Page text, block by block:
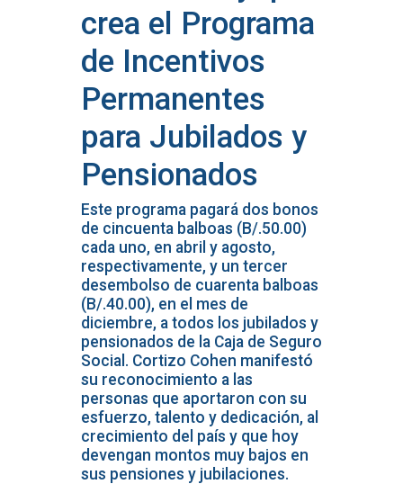
crea el Programa
de Incentivos
Permanentes
para Jubilados y
Pensionados
Este programa pagará dos bonos
de cincuenta balboas (B/.50.00)
cada uno, en abril y agosto,
respectivamente, y un tercer
desembolso de cuarenta balboas
(B/.40.00), en el mes de
diciembre, a todos los jubilados y
pensionados de la Caja de Seguro
Social. Cortizo Cohen manifestó
su reconocimiento a las
personas que aportaron con su
esfuerzo, talento y dedicación, al
crecimiento del país y que hoy
devengan montos muy bajos en
sus pensiones y jubilaciones.